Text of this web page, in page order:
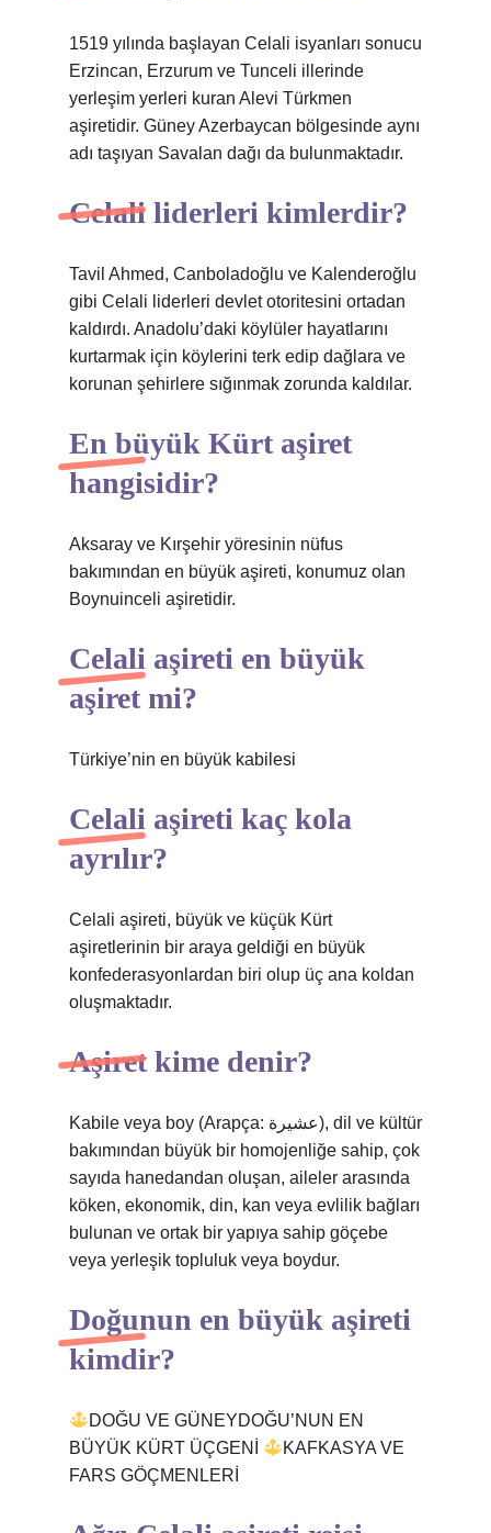
1519 yılında başlayan Celali isyanları sonucu
Erzincan, Erzurum ve Tunceli illerinde
yerleşim yerleri kuran Alevi Türkmen
aşiretidir. Güney Azerbaycan bölgesinde aynı
adı taşıyan Savalan dağı da bulunmaktadır.
Celali liderleri kimlerdir?
Tavil Ahmed, Canboladoğlu ve Kalenderoğlu
gibi Celali liderleri devlet otoritesini ortadan
kaldırdı. Anadolu’daki köylüler hayatlarını
kurtarmak için köylerini terk edip dağlara ve
korunan şehirlere sığınmak zorunda kaldılar.
En büyük Kürt aşiret
hangisidir?
Aksaray ve Kırşehir yöresinin nüfus
bakımından en büyük aşireti, konumuz olan
Boynuinceli aşiretidir.
Celali aşireti en büyük
aşiret mi?
Türkiye’nin en büyük kabilesi
Celali aşireti kaç kola
ayrılır?
Celali aşireti, büyük ve küçük Kürt
aşiretlerinin bir araya geldiği en büyük
konfederasyonlardan biri olup üç ana koldan
oluşmaktadır.
Aşiret kime denir?
Kabile veya boy (Arapça: عشیرة), dil ve kültür
bakımından büyük bir homojenliğe sahip, çok
sayıda hanedandan oluşan, aileler arasında
köken, ekonomik, din, kan veya evlilik bağları
bulunan ve ortak bir yapıya sahip göçebe
veya yerleşik topluluk veya boydur.
Doğunun en büyük aşireti
kimdir?
DOĞU VE GÜNEYDOĞU’NUN EN
BÜYÜK KÜRT ÜÇGENİ
KAFKASYA VE
FARS GÖÇMENLERİ